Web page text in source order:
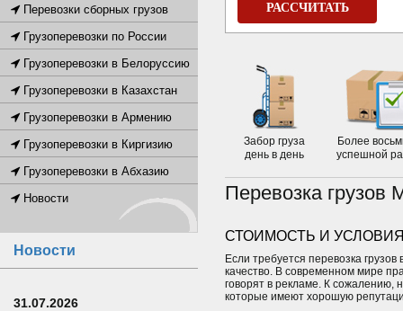
РАССЧИТАТЬ
Забор груза
день в день
Более
успешной
Перевозка грузов
СТОИМОСТЬ И
Если требуется перевозка
качество. В современном мире
говорят в рекламе. К сожалению,
которые имеют хорошую
Перевозки сборных грузов
Грузоперевозки по России
Грузоперевозки в Белоруссию
Грузоперевозки в Казахстан
Грузоперевозки в Армению
Грузоперевозки в Киргизию
Грузоперевозки в Абхазию
Новости
Новости
31.07.2026